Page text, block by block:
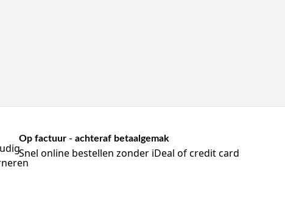
Op factuur - achteraf betaalgemak
Snel online bestellen zonder iDeal of credit card